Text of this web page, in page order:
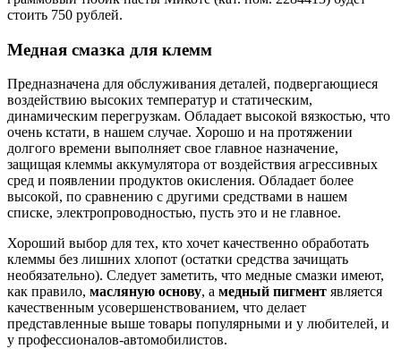
стоить 750 рублей.
Медная смазка для клемм
Предназначена для обслуживания деталей, подвергающиеся
воздействию высоких температур и статическим,
динамическим перегрузкам. Обладает высокой вязкостью, что
очень кстати, в нашем случае. Хорошо и на протяжении
долгого времени выполняет свое главное назначение,
защищая клеммы аккумулятора от воздействия агрессивных
сред и появлении продуктов окисления. Обладает более
высокой, по сравнению с другими средствами в нашем
списке, электропроводностью, пусть это и не главное.
Хороший выбор для тех, кто хочет качественно обработать
клеммы без лишних хлопот (остатки средства зачищать
необязательно). Следует заметить, что медные смазки имеют,
как правило, масляную основу, а медный пигмент является
качественным усовершенствованием, что делает
представленные выше товары популярными и у любителей, и
у профессионалов-автомобилистов.